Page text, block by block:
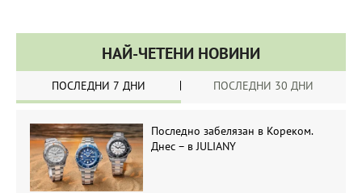
НАЙ-ЧЕТЕНИ НОВИНИ
ПОСЛЕДНИ 7 ДНИ ПОСЛЕДНИ 30 ДНИ
Последно забелязан в Кореком.
Днес – в JULIANY